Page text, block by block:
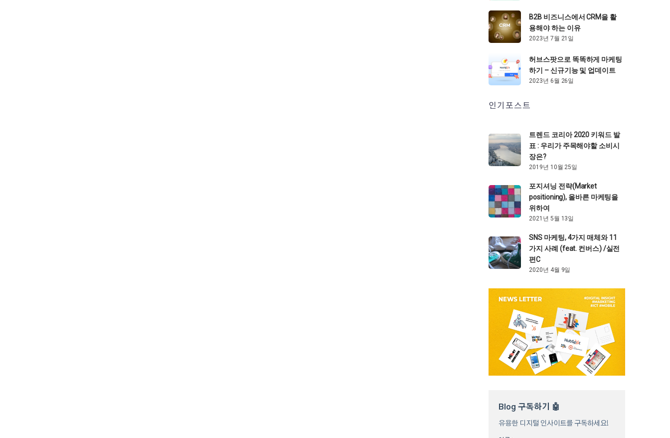
B2B 비즈니스에서 CRM을 활
용해야 하는 이유
2023년 7월 21일
허브스팟으로 똑똑하게 마케팅
하기 – 신규기능 및 업데이트
2023년 6월 26일
인기포스트
트렌드 코리아 2020 키워드 발
표 : 우리가 주목해야할 소비시
장은?
2019년 10월 25일
포지셔닝 전략(Market
positioning), 올바른 마케팅을
위하여
2021년 5월 13일
SNS 마케팅, 4가지 매체와 11
가지 사례 (feat. 컨버스) /실전
편C
2020년 4월 9일